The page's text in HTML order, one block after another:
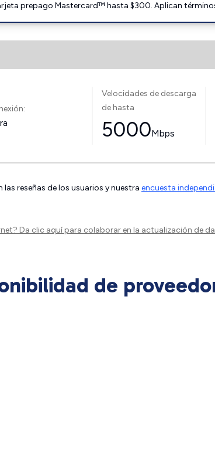
prepago Mastercard™ hasta $300. Aplican
Velocidades de descarga
de hasta
5000Mbps
reseñas de los usuarios y nuestra encuesta
Da clic aquípara colaborar en la actualización de
de